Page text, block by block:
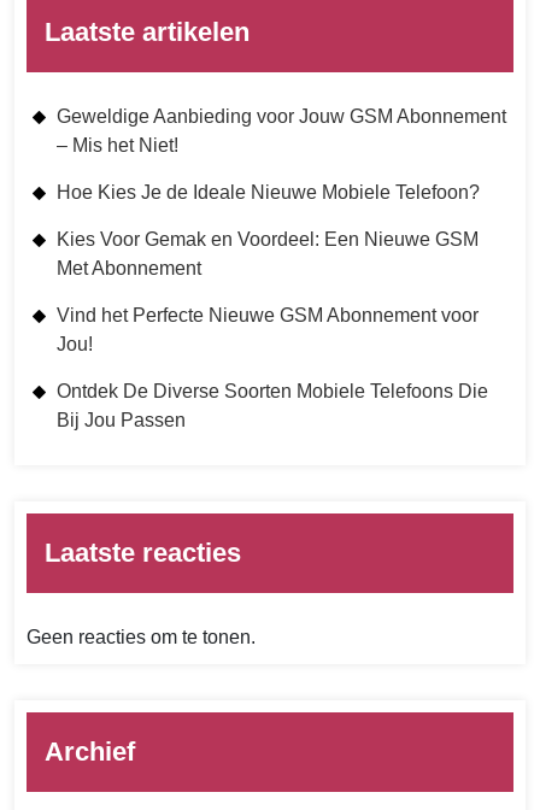
Laatste artikelen
Geweldige Aanbieding voor Jouw GSM Abonnement
– Mis het Niet!
Hoe Kies Je de Ideale Nieuwe Mobiele Telefoon?
Kies Voor Gemak en Voordeel: Een Nieuwe GSM
Met Abonnement
Vind het Perfecte Nieuwe GSM Abonnement voor
Jou!
Ontdek De Diverse Soorten Mobiele Telefoons Die
Bij Jou Passen
Laatste reacties
Geen reacties om te tonen.
Archief